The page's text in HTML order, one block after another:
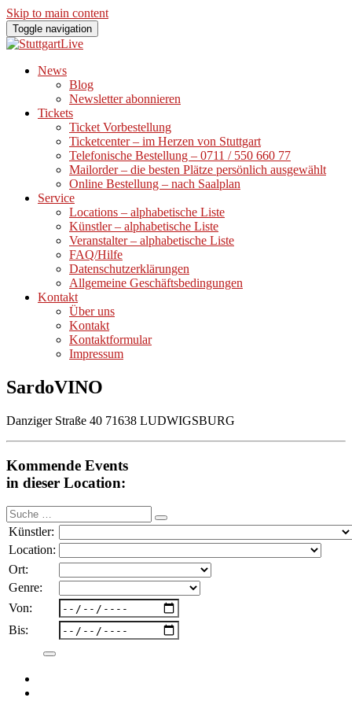
Skip to main content
Toggle navigation
News
Blog
Newsletter abonnieren
Tickets
Ticket Vorbestellung
Ticketcenter – im Herzen von Stuttgart
Telefonische Bestellung – 0711 / 550 660 77
Mailorder – die besten Plätze persönlich ausgewählt
Online Bestellung – nach Saalplan
Service
Locations – alphabetische Liste
Künstler – alphabetische Liste
Veranstalter – alphabetische Liste
FAQ/Hilfe
Datenschutzerklärungen
Allgemeine Geschäftsbedingungen
Kontakt
Über uns
Kontakt
Kontaktformular
Impressum
SardoVINO
Danziger Straße 40 71638 LUDWIGSBURG
Kommende Events
in dieser Location:
Suche
nach:
Künstler:
Location:
Ort:
Genre:
Von:
Bis: